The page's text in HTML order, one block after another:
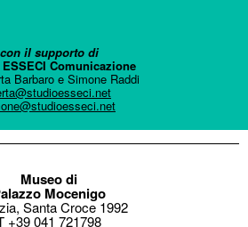
con il supporto di
Comunicazione
Barbaro e Simone Raddi
Museo di
Mocenigo
Santa Croce 1992
+39 041 721798